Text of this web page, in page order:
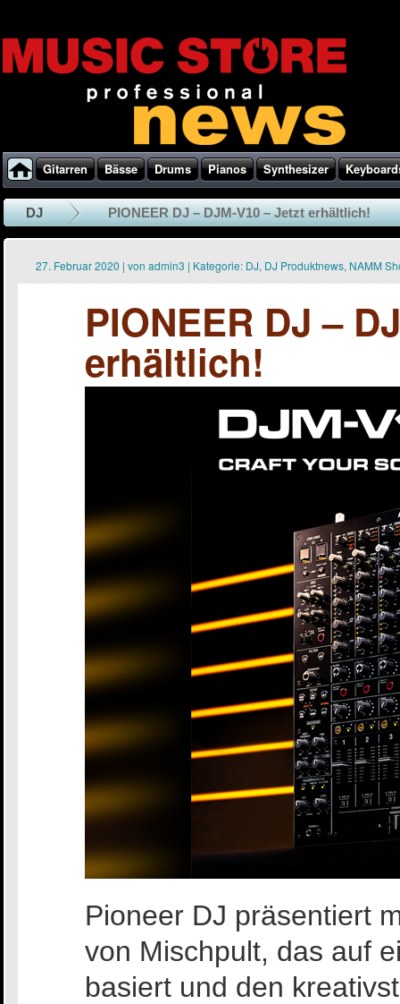
Gitarren Bässe Drums Pianos Synthesizer
DJ PIONEER DJ – DJM-V10 – Jetzt erhältlich!
27. Februar 2020 | von admin3 | Kategorie: DJ, DJ Produktnews, NAMM
PIONEER DJ –
erhältlich!
Pioneer DJ präsentiert
von Mischpult, das auf
basiert und den